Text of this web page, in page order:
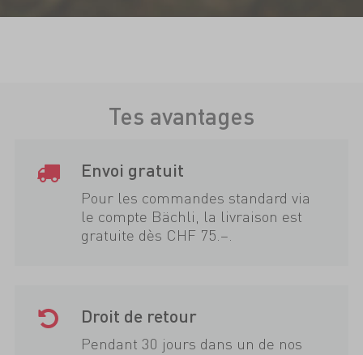
Tes avantages
Envoi gratuit
Pour les commandes standard via
le compte Bächli, la livraison est
gratuite dès CHF 75.–.
Droit de retour
Pendant 30 jours dans un de nos